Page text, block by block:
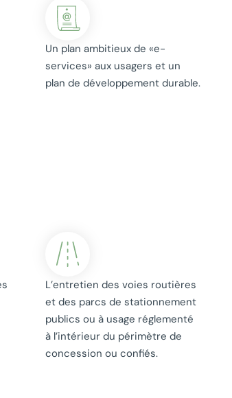
Un plan ambitieux de «e-
services» aux usagers et un
plan de développement durable.
L’entretien des voies routières
et des parcs de stationnement
publics ou à usage réglementé
à l’intérieur du périmètre de
concession ou confiés.